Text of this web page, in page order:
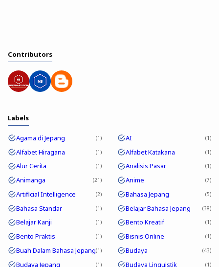
Contributors
Labels
Agama di Jepang 1 AI 1
Alfabet Hiragana 1 Alfabet Katakana 1
Alur Cerita 1 Analisis Pasar 1
Animanga 21 Anime 7
Artificial Intelligence 2 Bahasa Jepang 5
Bahasa Standar 1 Belajar Bahasa Jepang 38
Belajar Kanji 1 Bento Kreatif 1
Bento Praktis 1 Bisnis Online 1
Buah Dalam Bahasa Jepang 1 Budaya 43
Budaya Jepang 1 Budaya Linguistik 1